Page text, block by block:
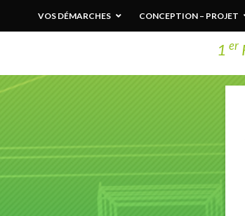
VOS DÉMARCHES CONCEPTION – PROJET
1 er